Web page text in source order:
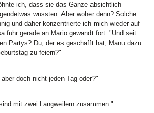
ich, dass sie das Ganze absichtlich
wussten. Aber woher denn? Solche
und daher konzentrierte ich mich wieder auf
fuhr gerade an Mario gewandt fort: "Und seit
Partys? Du, der es geschafft hat, Manu dazu
zu feiern?"
doch nicht jeden Tag oder?"
mit zwei Langweilern zusammen."